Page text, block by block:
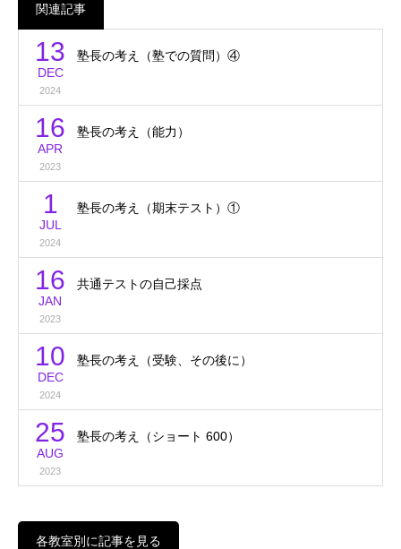
関連記事
13
DEC
2024
塾長の考え（塾での質問）④
16
APR
2023
塾長の考え（能力）
1
JUL
2024
塾長の考え（期末テスト）①
16
JAN
2023
共通テストの自己採点
10
DEC
2024
塾長の考え（受験、その後に）
25
AUG
2023
塾長の考え（ショート 600）
各教室別に記事を見る